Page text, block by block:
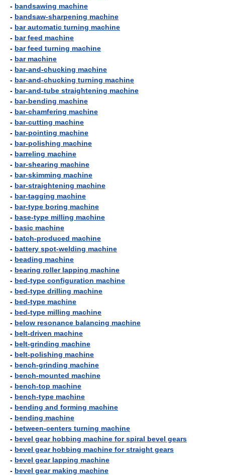
- bandsawing machine
- bandsaw-sharpening machine
- bar automatic turning machine
- bar feed machine
- bar feed turning machine
- bar machine
- bar-and-chucking machine
- bar-and-chucking turning machine
- bar-and-tube straightening machine
- bar-bending machine
- bar-chamfering machine
- bar-cutting machine
- bar-pointing machine
- bar-polishing machine
- barreling machine
- bar-shearing machine
- bar-skimming machine
- bar-straightening machine
- bar-tagging machine
- bar-type boring machine
- base-type milling machine
- basic machine
- batch-produced machine
- battery spot-welding machine
- beading machine
- bearing roller lapping machine
- bed-type configuration machine
- bed-type drilling machine
- bed-type machine
- bed-type milling machine
- below resonance balancing machine
- belt-driven machine
- belt-grinding machine
- belt-polishing machine
- bench-grinding machine
- bench-mounted machine
- bench-top machine
- bench-type machine
- bending and forming machine
- bending machine
- between-centers turning machine
- bevel gear hobbing machine for spiral bevel gears
- bevel gear hobbing machine for straight gears
- bevel gear lapping machine
- bevel gear making machine